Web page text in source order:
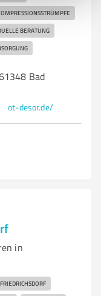
BERATUNG
Bad
ot-desor.de/
in
FRIEDRICHSDORF